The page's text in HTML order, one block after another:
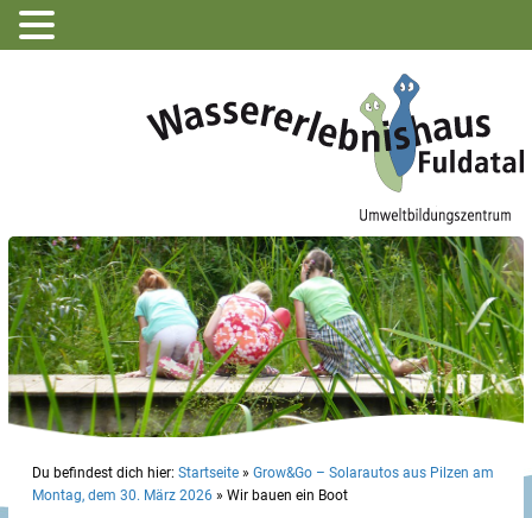
Du befindest dich hier: Startseite » Grow&Go – Solarautos aus Pilzen am
Montag, dem 30. März 2026 » Wir bauen ein Boot